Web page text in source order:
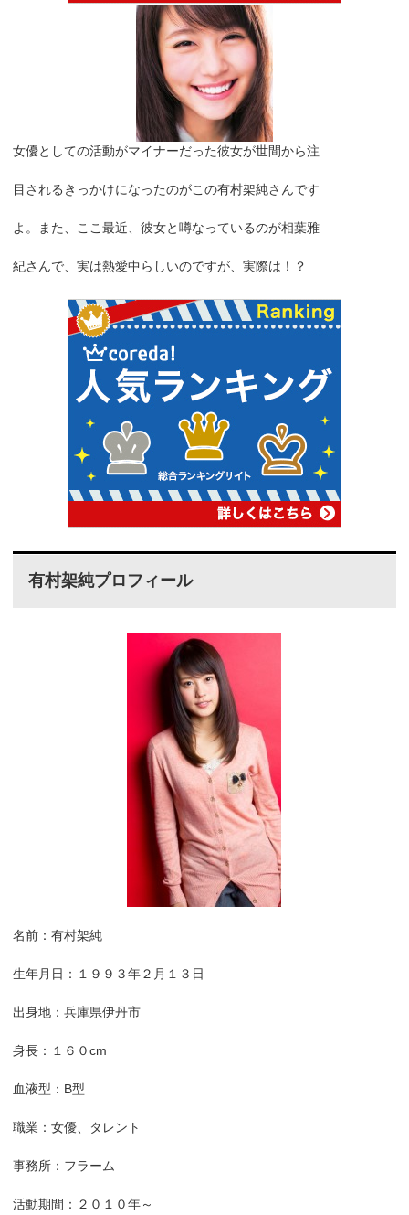
女優としての活動がマイナーだった彼女が世間から注
目されるきっかけになったのがこの有村架純さんです
よ。また、ここ最近、彼女と噂なっているのが相葉雅
紀さんで、実は熱愛中らしいのですが、実際は！？
有村架純プロフィール
名前：有村架純
生年月日：１９９３年２月１３日
出身地：兵庫県伊丹市
身長：１６０cm
血液型：B型
職業：女優、タレント
事務所：フラーム
活動期間：２０１０年～